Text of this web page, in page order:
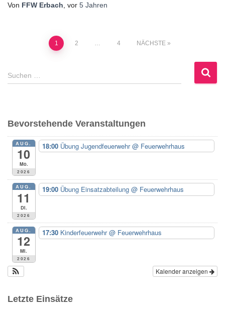
Von FFW Erbach , vor 5 Jahren
Seitennummerierung
der
1 2 4 NÄCHSTE
S
u
n
n
:
Suchen …
Bevorstehende Veranstaltungen
AUG.
10
Mo.
2026
18:00 Übung Jugendfeuerwehr@ Feuerwehrhaus
AUG.
11
Di.
2026
19:00 Übung Einsatzabteilung @ Feuerwehrhaus
AUG.
12
Mi.
2026
17:30 Kinderfeuerwehr@ Feuerwehrhaus
Kalender anzeigen
Letzte Einsätze